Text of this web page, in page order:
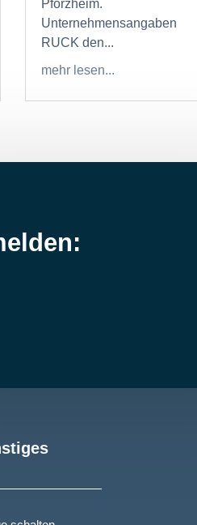
Pforzheim.
Unternehmensangaben
RUCK den...
mehr lesen...